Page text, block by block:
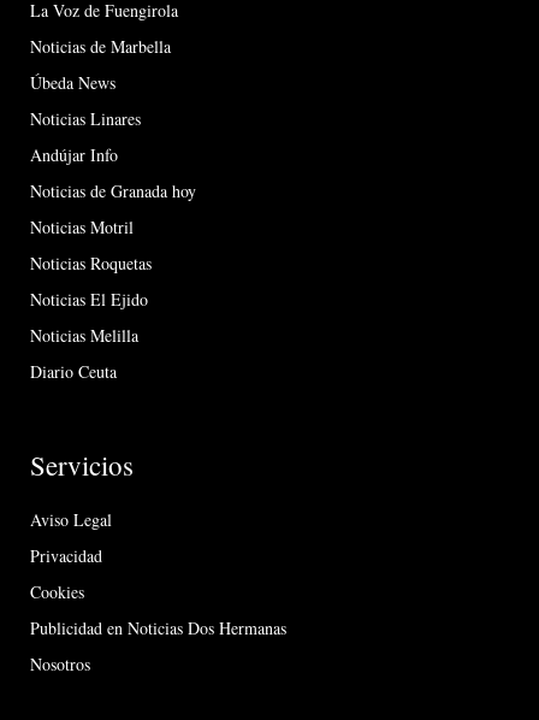
La Voz de Fuengirola
Noticias de Marbella
Úbeda News
Noticias Linares
Andújar Info
Noticias de Granada hoy
Noticias Motril
Noticias Roquetas
Noticias El Ejido
Noticias Melilla
Diario Ceuta
Servicios
Aviso Legal
Privacidad
Cookies
Publicidad en Noticias Dos Hermanas
Nosotros